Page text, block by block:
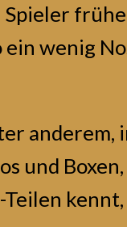
Spieler
ein wenig
anderem,
und